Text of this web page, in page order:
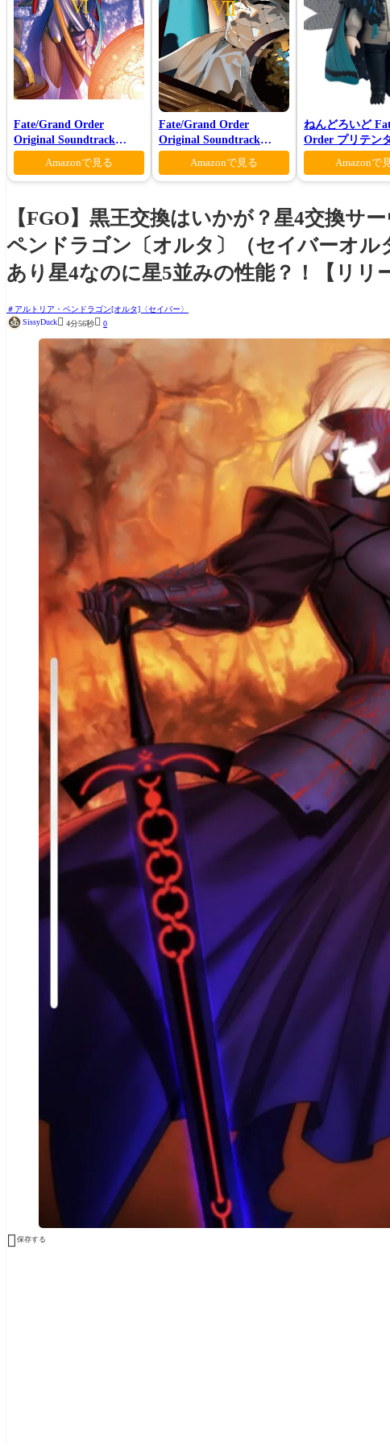
Fate/Grand Order
Original Soundtrack
VI(初回仕様限定盤)
Amazonで見る
Fate/Grand Order
Original Soundtrack
Ⅶ(初回仕様限定盤)
Amazonで見る
ねんどろいど
Order プリテン
ロン ヴォーティ
Amazonで
【FGO】黒王交換はいかが？星4交換サ
ペンドラゴン〔オルタ〕（セイバーオル
あり星4なのに星5並みの性能？！【リリ
アルトリア・ペンドラゴン[オルタ]〈セイバー〉
SissyDuck 4分56秒 0
 保存する